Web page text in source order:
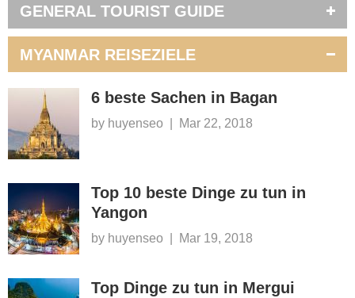
GENERAL TOURIST GUIDE
MYANMAR REISEZIELE
6 beste Sachen in Bagan
by huyenseo Mar 22, 2018
Top 10 beste Dinge zu tun in
Yangon
by huyenseo Mar 19, 2018
Top Dinge zu tun in Mergui